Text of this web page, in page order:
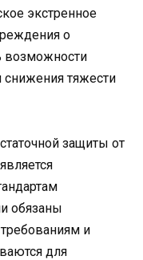
экстренное
о
возможности
снижения тяжести
защиты от
обязаны
и
для